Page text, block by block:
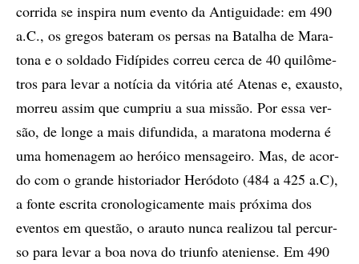
cor­ri­da se ins­pi­ra num even­to da An­ti­gui­da­de: em 490
a.C., os gre­gos ba­te­ram os per­sas na Ba­ta­lha de Ma­ra­
to­na e o sol­da­do Fi­dí­pi­des cor­reu cer­ca de 40 qui­lô­me­
tros para le­var a no­tí­cia da vi­tó­ria até Ate­nas e, exaus­to,
mor­reu as­sim que cum­priu a sua mis­são. Por essa ver­
são, de lon­ge a mais di­fun­di­da, a ma­ra­to­na mo­der­na é
uma ho­me­na­gem ao he­rói­co men­sa­gei­ro. Mas, de acor­
do com o gran­de his­to­ri­a­dor He­ró­do­to (484 a 425 a.C),
a fon­te es­cri­ta cro­no­lo­gi­ca­men­te mais pró­xi­ma dos
even­tos em ques­­tão, o arau­to nun­ca re­a­li­zou tal per­cur­
so para le­var a boa nova do tri­un­fo ate­ni­en­se. Em 490